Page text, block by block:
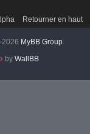
Retourner en haut
2026 MyBB Group.
by WallBB